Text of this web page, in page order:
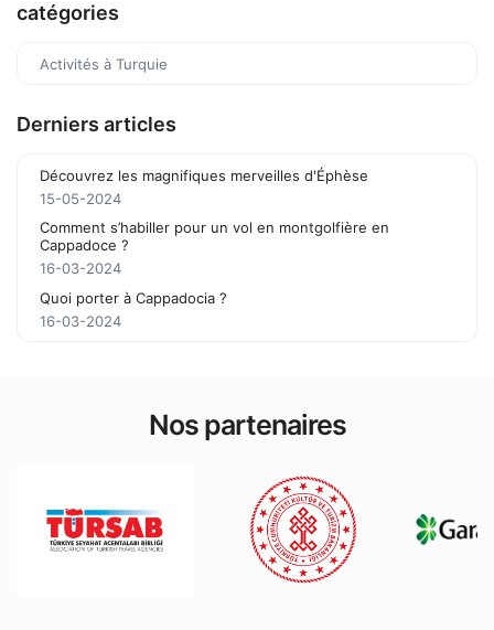
catégories
Activités à Turquie
Derniers articles
Découvrez les magnifiques merveilles d'Éphèse
15-05-2024
Comment s’habiller pour un vol en montgolfière en
Cappadoce ?
16-03-2024
Quoi porter à Cappadocia ?
16-03-2024
Nos partenaires